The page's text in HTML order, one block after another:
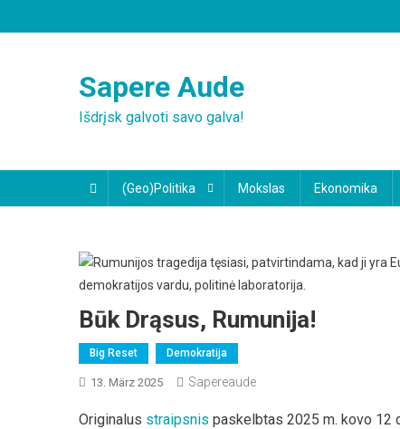
to
Sapere Aude
Išdrįsk galvoti savo galva!
(Geo)Politika Mokslas Ekonomika
Būk Drąsus, Rumunija!
Big Reset Demokratija
13. März 2025 Sapereaude
Originalus straipsnis paskelbtas 2025 m. kovo 12